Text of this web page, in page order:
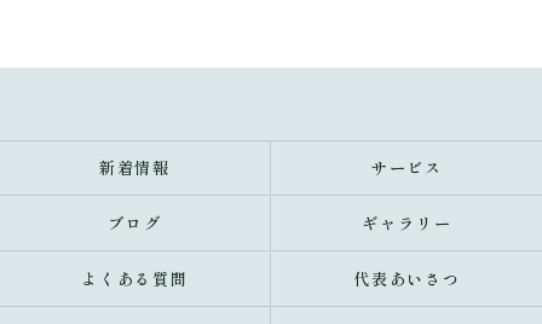
新着情報 サービス
ブログ ギャラリー
よくある質問 代表あいさつ